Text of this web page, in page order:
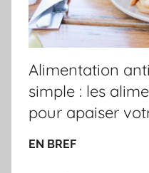
Alimentation
simple : les
pour apaiser
EN BREF